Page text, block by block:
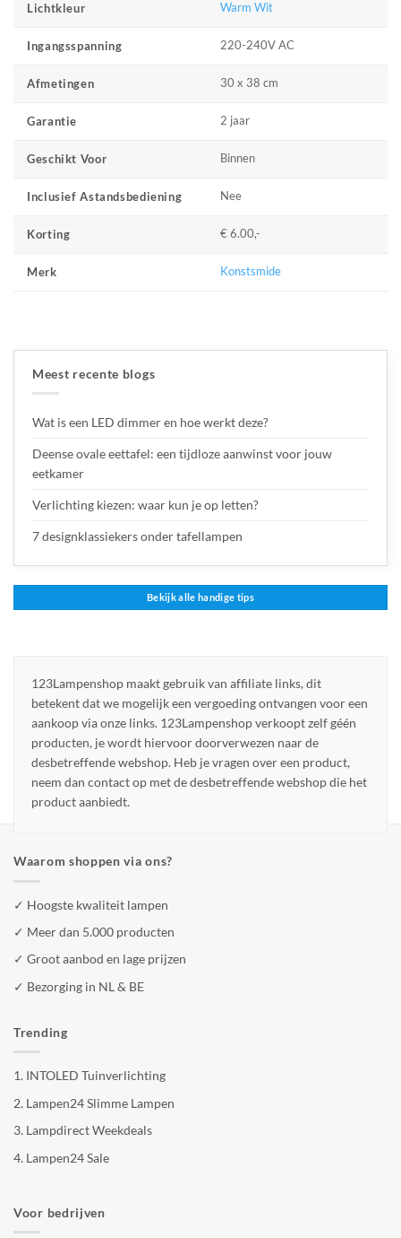
Lichtkleur Warm Wit
Ingangsspanning 220-240V AC
Afmetingen 30 x 38 cm
Garantie 2 jaar
Geschikt Voor Binnen
Inclusief Astandsbediening Nee
Korting € 6.00,-
Merk Konstsmide
Meest recente blogs
Wat is een LED dimmer en hoe werkt deze?
Deense ovale eettafel: een tijdloze aanwinst voor jouw
eetkamer
Verlichting kiezen: waar kun je op letten?
7 designklassiekers onder tafellampen
Bekijk alle handige tips
123Lampenshop maakt gebruik van affiliate links, dit
betekent dat we mogelijk een vergoeding ontvangen voor een
aankoop via onze links. 123Lampenshop verkoopt zelf géén
producten, je wordt hiervoor doorverwezen naar de
desbetreffende webshop. Heb je vragen over een product,
neem dan contact op met de desbetreffende webshop die het
product aanbiedt.
Waarom shoppen via ons?
✓ Hoogste kwaliteit lampen
✓ Meer dan 5.000 producten
✓ Groot aanbod en lage prijzen
✓ Bezorging in NL & BE
Trending
1. INTOLED Tuinverlichting
2. Lampen24 Slimme Lampen
3. Lampdirect Weekdeals
4. Lampen24 Sale
Voor bedrijven